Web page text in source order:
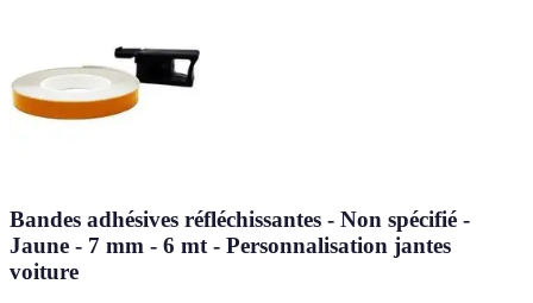
Bandes adhésives réfléchissantes - Non spécifié -
Jaune - 7 mm - 6 mt - Personnalisation jantes
voiture